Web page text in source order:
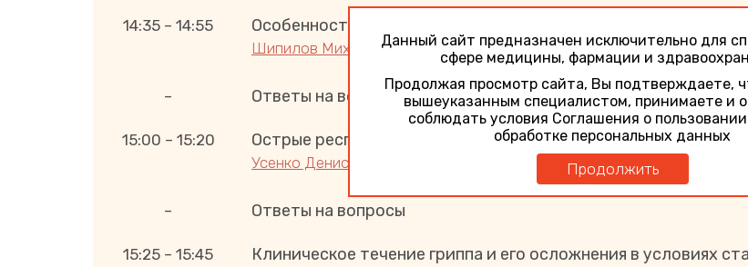
14:35 – 14:55 Особенности эпидемиологии респираторных инфекций в
Шипилов Михаил Васильевич
– Ответы на вопросы
15:00 – 15:20 Острые респираторные инфекции в эпоху COVID-19 у детей
Усенко Денис Валерьевич
– Ответы на вопросы
15:25 – 15:45 Клиническое течение гриппа и его осложнения в условиях
Данный сайт предназначен исключительно для
сфере медицины, фармации и
Продолжая просмотр сайта, Вы подтверждаете,
вышеуказанным специалистом, принимаете и
соблюдать условия Соглашения о
обработке персональных данных
Продолжить